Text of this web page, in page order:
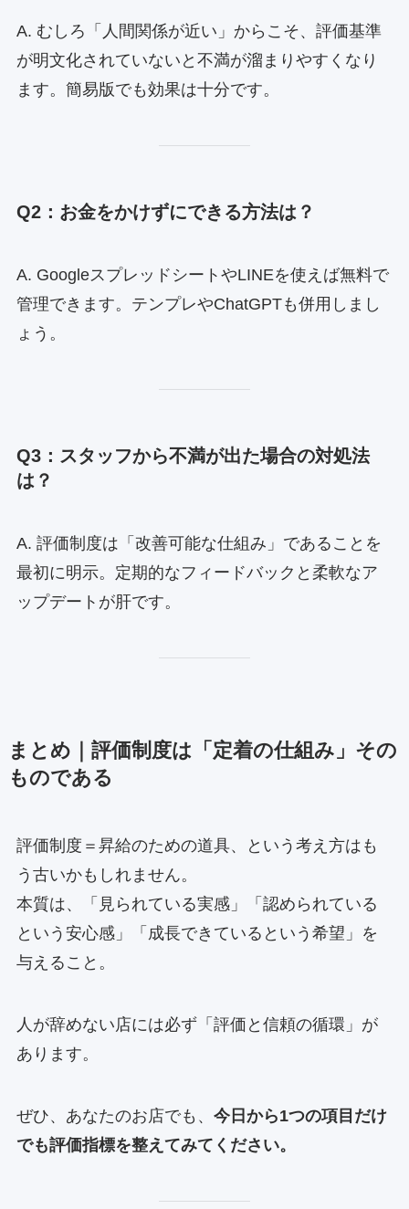
A. むしろ「人間関係が近い」からこそ、評価基準
が明文化されていないと不満が溜まりやすくなり
ます。簡易版でも効果は十分です。
Q2：お金をかけずにできる方法は？
A. GoogleスプレッドシートやLINEを使えば無料で
管理できます。テンプレやChatGPTも併用しまし
ょう。
Q3：スタッフから不満が出た場合の対処法
は？
A. 評価制度は「改善可能な仕組み」であることを
最初に明示。定期的なフィードバックと柔軟なア
ップデートが肝です。
まとめ｜評価制度は「定着の仕組み」その
ものである
評価制度＝昇給のための道具、という考え方はも
う古いかもしれません。
本質は、「見られている実感」「認められている
という安心感」「成長できているという希望」を
与えること。
人が辞めない店には必ず「評価と信頼の循環」が
あります。
ぜひ、あなたのお店でも、 今日から1つの項目だけ
でも評価指標を整えてみてください。